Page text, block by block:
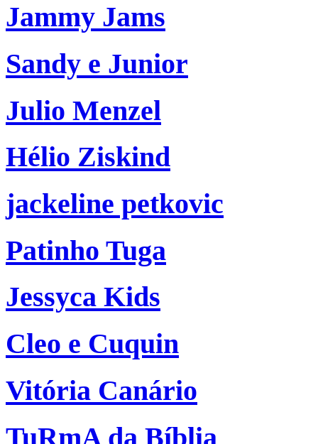
Jammy Jams
Sandy e Junior
Julio Menzel
Hélio Ziskind
jackeline petkovic
Patinho Tuga
Jessyca Kids
Cleo e Cuquin
Vitória Canário
TuRmA da Bíblia